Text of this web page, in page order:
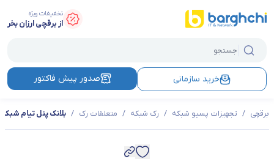
تخفیفات ویژه
از برقچی ارزان بخر
خرید سازمانی صدور پیش فاکتور
برقچی / تجهیزات پسیو شبکه / رک شبکه / متعلقات رک / بلانک پنل تیام شبکه